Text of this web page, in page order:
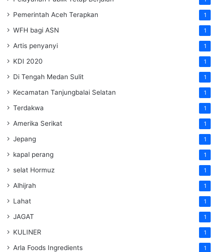
Pemerintah Aceh Terapkan 1
WFH bagi ASN 1
Artis penyanyi 1
KDI 2020 1
Di Tengah Medan Sulit 1
Kecamatan Tanjungbalai Selatan 1
Terdakwa 1
Amerika Serikat 1
Jepang 1
kapal perang 1
selat Hormuz 1
Alhijrah 1
Lahat 1
JAGAT 1
KULINER 1
Arla Foods Ingredients 1